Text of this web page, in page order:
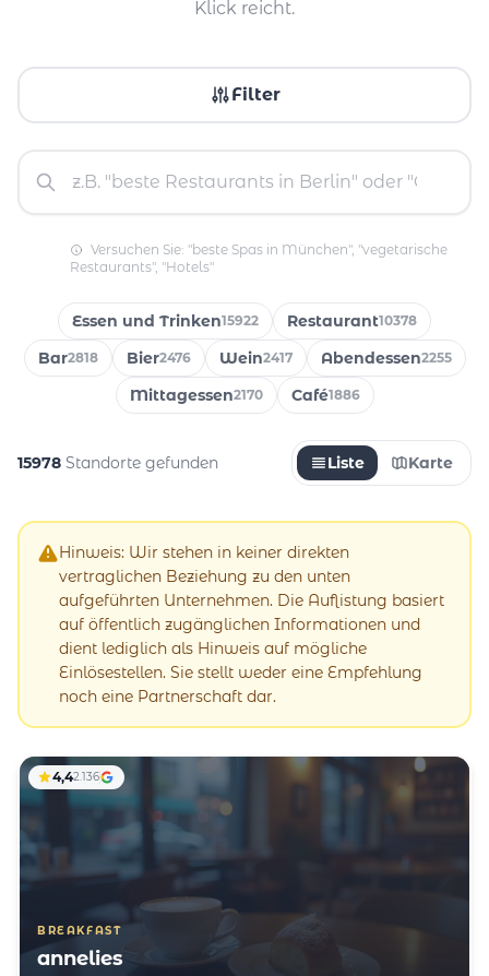
Klick reicht.
Filter
Versuchen Sie: "beste Spas in München", "vegetarische
Restaurants", "Hotels"
Essen und Trinken15922 Restaurant10378
Bar2818 Bier2476 Wein2417 Abendessen2255
Mittagessen2170 Café1886
15978 Standorte gefunden Liste Karte
Hinweis: Wir stehen in keiner direkten
vertraglichen Beziehung zu den unten
aufgeführten Unternehmen. Die Auflistung basiert
auf öffentlich zugänglichen Informationen und
dient lediglich als Hinweis auf mögliche
Einlösestellen. Sie stellt weder eine Empfehlung
noch eine Partnerschaft dar.
BREAKFAST
annelies
4,42.136